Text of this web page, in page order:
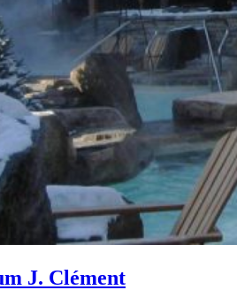
J. Clément